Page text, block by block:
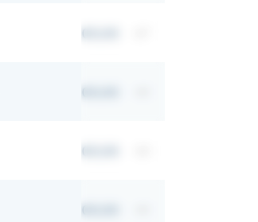
00,00
00,00
00,00
00,00